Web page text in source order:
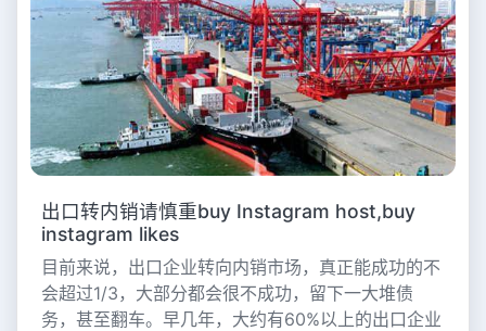
出口转内销请慎重buy Instagram host,buy
instagram likes
目前来说，出口企业转向内销市场，真正能成功的不
会超过1/3，大部分都会很不成功，留下一大堆债
务，甚至翻车。早几年，大约有60%以上的出口企业